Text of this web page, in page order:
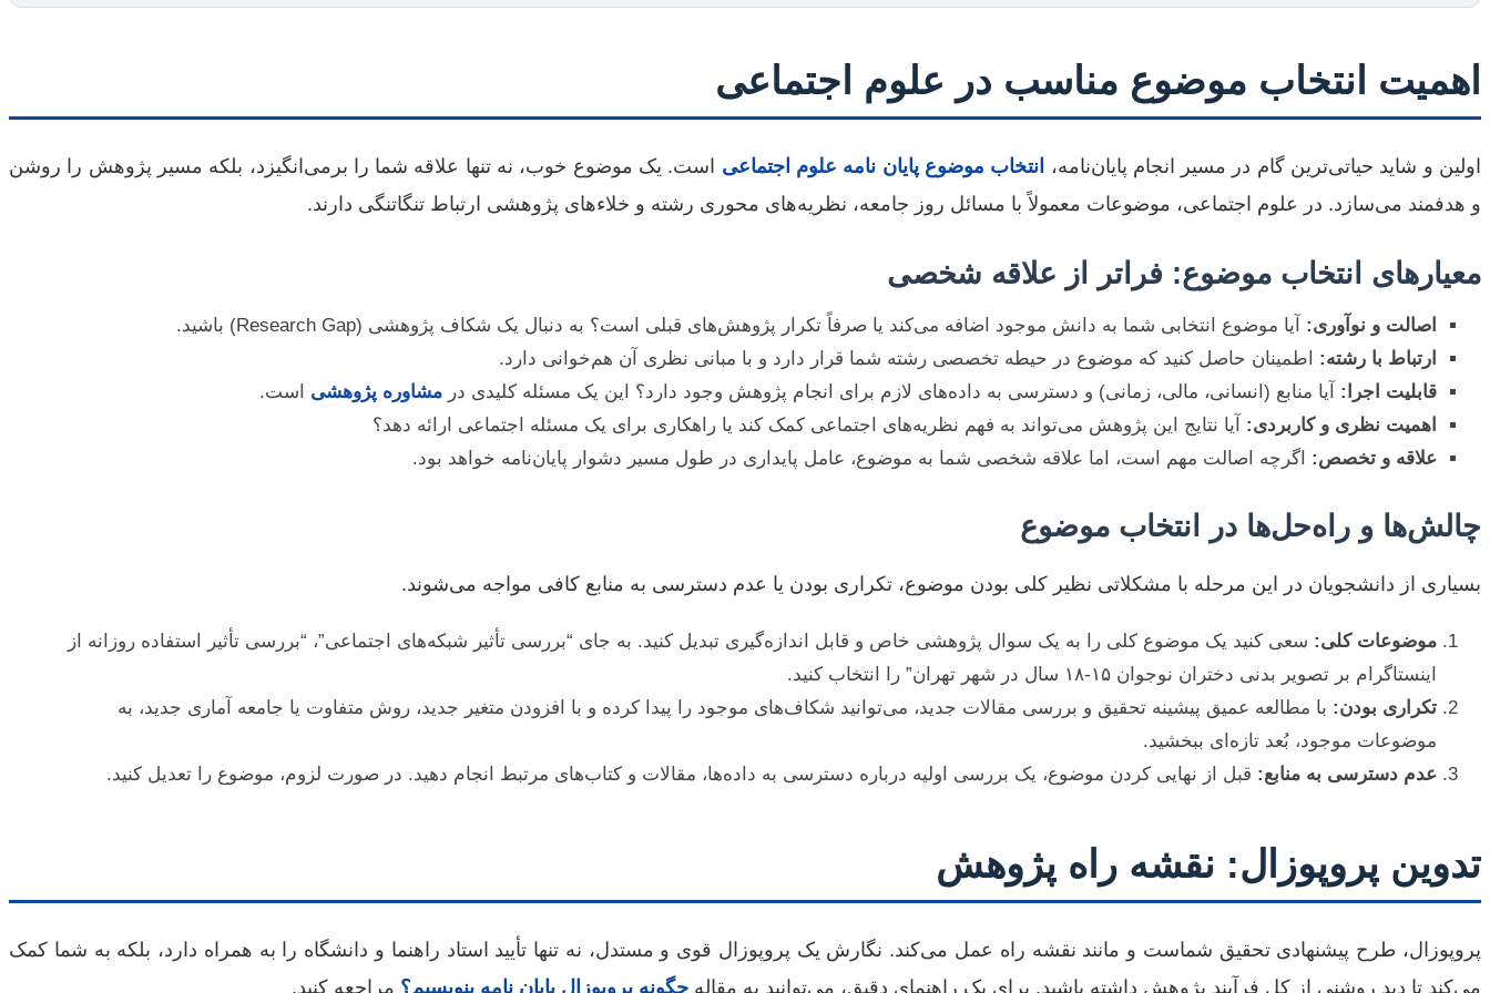
اهمیت انتخاب موضوع مناسب در علوم اجتماعی
اولین و شاید حیاتی‌ترین گام در مسیر انجام پایان‌نامه، انتخاب موضوع پایان نامه علوم اجتماعی است. یک موضوع خوب، نه تنها علاقه شما را برمی‌انگیزد، بلکه مسیر پژوهش را روشن
و هدفمند می‌سازد. در علوم اجتماعی، موضوعات معمولاً با مسائل روز جامعه، نظریه‌های محوری رشته و خلاءهای پژوهشی ارتباط تنگاتنگی دارند.
معیارهای انتخاب موضوع: فراتر از علاقه شخصی
اصالت و نوآوری: آیا موضوع انتخابی شما به دانش موجود اضافه می‌کند یا صرفاً تکرار پژوهش‌های قبلی است؟ به دنبال یک شکاف پژوهشی (Research Gap) باشید.
ارتباط با رشته: اطمینان حاصل کنید که موضوع در حیطه تخصصی رشته شما قرار دارد و با مبانی نظری آن هم‌خوانی دارد.
قابلیت اجرا: آیا منابع (انسانی، مالی، زمانی) و دسترسی به داده‌های لازم برای انجام پژوهش وجود دارد؟ این یک مسئله کلیدی در مشاوره پژوهشی است.
اهمیت نظری و کاربردی: آیا نتایج این پژوهش می‌تواند به فهم نظریه‌های اجتماعی کمک کند یا راهکاری برای یک مسئله اجتماعی ارائه دهد؟
علاقه و تخصص: اگرچه اصالت مهم است، اما علاقه شخصی شما به موضوع، عامل پایداری در طول مسیر دشوار پایان‌نامه خواهد بود.
چالش‌ها و راه‌حل‌ها در انتخاب موضوع
بسیاری از دانشجویان در این مرحله با مشکلاتی نظیر کلی بودن موضوع، تکراری بودن یا عدم دسترسی به منابع کافی مواجه می‌شوند.
موضوعات کلی: سعی کنید یک موضوع کلی را به یک سوال پژوهشی خاص و قابل اندازه‌گیری تبدیل کنید. به جای “بررسی تأثیر شبکه‌های اجتماعی”، “بررسی تأثیر استفاده روزانه از
اینستاگرام بر تصویر بدنی دختران نوجوان ۱۵-۱۸ سال در شهر تهران” را انتخاب کنید.
تکراری بودن: با مطالعه عمیق پیشینه تحقیق و بررسی مقالات جدید، می‌توانید شکاف‌های موجود را پیدا کرده و با افزودن متغیر جدید، روش متفاوت یا جامعه آماری جدید، به
موضوعات موجود، بُعد تازه‌ای ببخشید.
عدم دسترسی به منابع: قبل از نهایی کردن موضوع، یک بررسی اولیه درباره دسترسی به داده‌ها، مقالات و کتاب‌های مرتبط انجام دهید. در صورت لزوم، موضوع را تعدیل کنید.
تدوین پروپوزال: نقشه راه پژوهش
پروپوزال، طرح پیشنهادی تحقیق شماست و مانند نقشه راه عمل می‌کند. نگارش یک پروپوزال قوی و مستدل، نه تنها تأیید استاد راهنما و دانشگاه را به همراه دارد، بلکه به شما کمک
می‌کند تا دید روشنی از کل فرآیند پژوهش داشته باشید. برای یک راهنمای دقیق، می‌توانید به مقاله چگونه پروپوزال پایان نامه بنویسیم؟ مراجعه کنید.